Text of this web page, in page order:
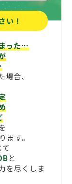
い！
った…
合、
ます。
と
を尽くしま